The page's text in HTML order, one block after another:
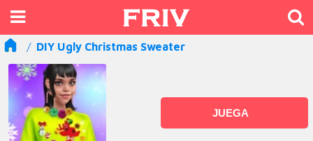
DIY Ugly Christmas Sweater
JUEGA